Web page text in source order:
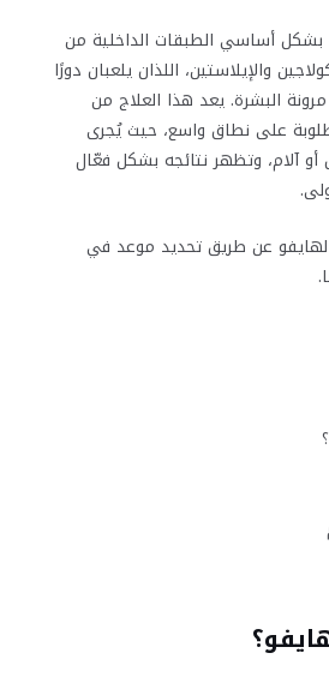
أساسي الطبقات الداخلية من
والإيلاستين، اللذان يلعبان دورًا
البشرة. يعد هذا العلاج من
على نطاق واسع، حيث يُجرى
آلام، وتظهر نتائجه بشكل فعّال
عن طريق تحديد موعد في